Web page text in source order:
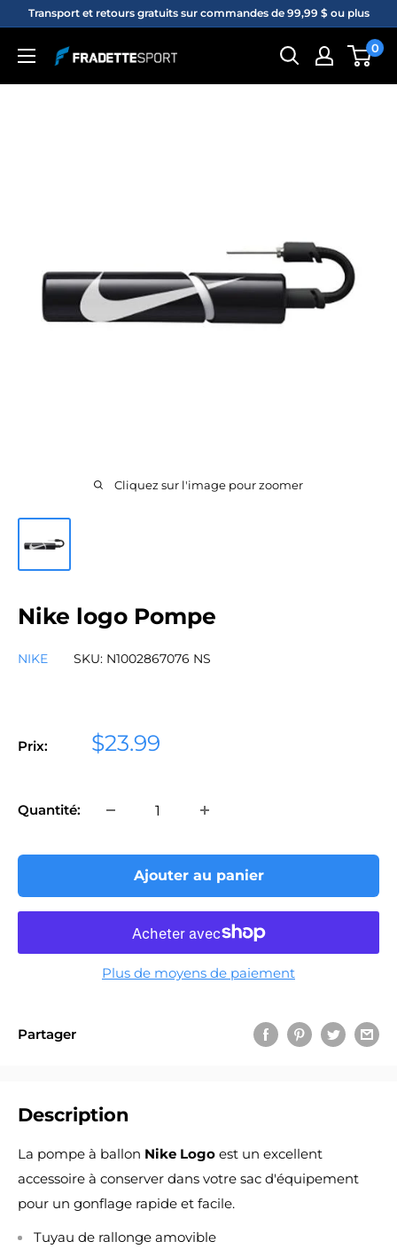
Passer
contenu
Transport et retours gratuits sur commandes de 99,99 $ ou plus
Fradette
sport
0
Cliquez sur l'image pour zoomer
Nike logo Pompe
NIKE SKU: N1002867076 NS
Prix:
Prix
$23.99
Quantité:
Ajouter au panier
Plus de moyens de paiement
Partager
Description
La pompe à ballon Nike Logo est un excellent
accessoire à conserver dans votre sac d'équipement
pour un gonflage rapide et facile.
Tuyau de rallonge amovible